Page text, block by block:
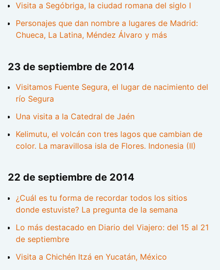
Visita a Segóbriga, la ciudad romana del siglo I
Personajes que dan nombre a lugares de Madrid:
Chueca, La Latina, Méndez Álvaro y más
23 de septiembre de 2014
Visitamos Fuente Segura, el lugar de nacimiento del
río Segura
Una visita a la Catedral de Jaén
Kelimutu, el volcán con tres lagos que cambian de
color. La maravillosa isla de Flores. Indonesia (II)
22 de septiembre de 2014
¿Cuál es tu forma de recordar todos los sitios
donde estuviste? La pregunta de la semana
Lo más destacado en Diario del Viajero: del 15 al 21
de septiembre
Visita a Chichén Itzá en Yucatán, México